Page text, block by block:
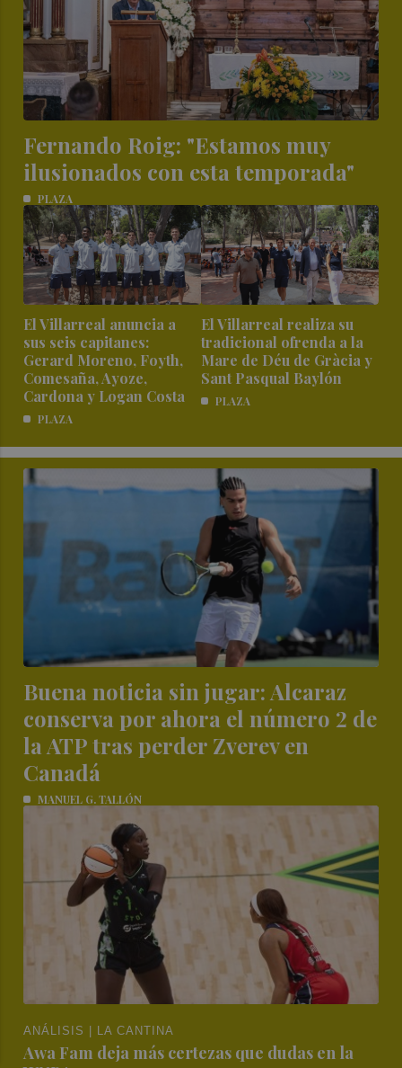
Fernando Roig: "Estamos muy
ilusionados con esta temporada"
PLAZA
El Villarreal anuncia a
sus seis capitanes:
Gerard Moreno, Foyth,
Comesaña, Ayoze,
Cardona y Logan Costa
PLAZA
El Villarreal realiza su
tradicional ofrenda a la
Mare de Déu de Gràcia y
Sant Pasqual Baylón
PLAZA
Buena noticia sin jugar: Alcaraz
conserva por ahora el número 2 de
la ATP tras perder Zverev en
Canadá
MANUEL G. TALLÓN
ANÁLISIS | LA CANTINA
Awa Fam deja más certezas que dudas en la